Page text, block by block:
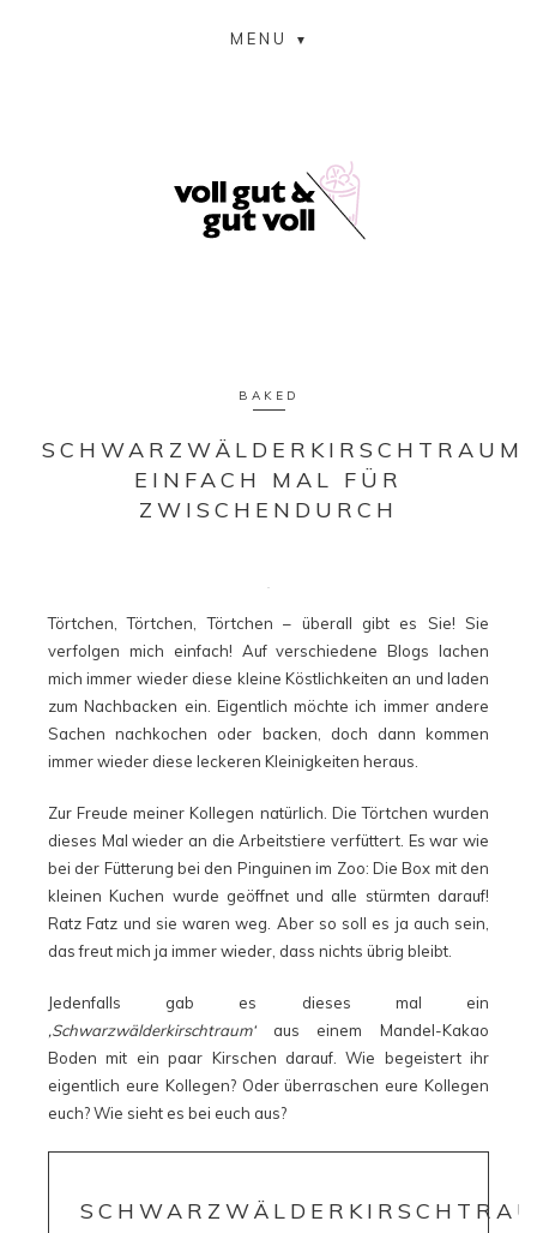
MENU
BAKED
SCHWARZWÄLDERKIRSCHTRAUM
EINFACH MAL FÜR
ZWISCHENDURCH
Törtchen, Törtchen, Törtchen – überall gibt es Sie! Sie
verfolgen mich einfach! Auf verschiedene Blogs lachen
mich immer wieder diese kleine Köstlichkeiten an und laden
zum Nachbacken ein. Eigentlich möchte ich immer andere
Sachen nachkochen oder backen, doch dann kommen
immer wieder diese leckeren Kleinigkeiten heraus.
Zur Freude meiner Kollegen natürlich. Die Törtchen wurden
dieses Mal wieder an die Arbeitstiere verfüttert. Es war wie
bei der Fütterung bei den Pinguinen im Zoo: Die Box mit den
kleinen Kuchen wurde geöffnet und alle stürmten darauf!
Ratz Fatz und sie waren weg. Aber so soll es ja auch sein,
das freut mich ja immer wieder, dass nichts übrig bleibt.
Jedenfalls gab es dieses mal ein
‚Schwarzwälderkirschtraum‘ aus einem Mandel-Kakao
Boden mit ein paar Kirschen darauf. Wie begeistert ihr
eigentlich eure Kollegen? Oder überraschen eure Kollegen
euch? Wie sieht es bei euch aus?